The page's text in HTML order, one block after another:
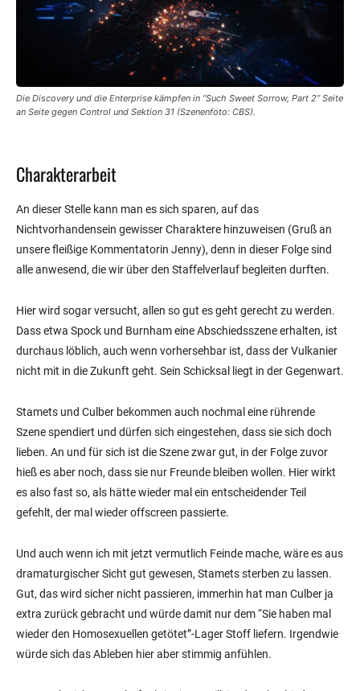
Die Discovery und die Enterprise kämpfen in “Such Sweet Sorrow, Part 2” Seite
an Seite gegen Control und Sektion 31 (Szenenfoto: CBS).
Charakterarbeit
An dieser Stelle kann man es sich sparen, auf das
Nichtvorhandensein gewisser Charaktere hinzuweisen (Gruß an
unsere fleißige Kommentatorin Jenny), denn in dieser Folge sind
alle anwesend, die wir über den Staffelverlauf begleiten durften.
Hier wird sogar versucht, allen so gut es geht gerecht zu werden.
Dass etwa Spock und Burnham eine Abschiedsszene erhalten, ist
durchaus löblich, auch wenn vorhersehbar ist, dass der Vulkanier
nicht mit in die Zukunft geht. Sein Schicksal liegt in der Gegenwart.
Stamets und Culber bekommen auch nochmal eine rührende
Szene spendiert und dürfen sich eingestehen, dass sie sich doch
lieben. An und für sich ist die Szene zwar gut, in der Folge zuvor
hieß es aber noch, dass sie nur Freunde bleiben wollen. Hier wirkt
es also fast so, als hätte wieder mal ein entscheidender Teil
gefehlt, der mal wieder offscreen passierte.
Und auch wenn ich mit jetzt vermutlich Feinde mache, wäre es aus
dramaturgischer Sicht gut gewesen, Stamets sterben zu lassen.
Gut, das wird sicher nicht passieren, immerhin hat man Culber ja
extra zurück gebracht und würde damit nur dem “Sie haben mal
wieder den Homosexuellen getötet”-Lager Stoff liefern. Irgendwie
würde sich das Ableben hier aber stimmig anfühlen.